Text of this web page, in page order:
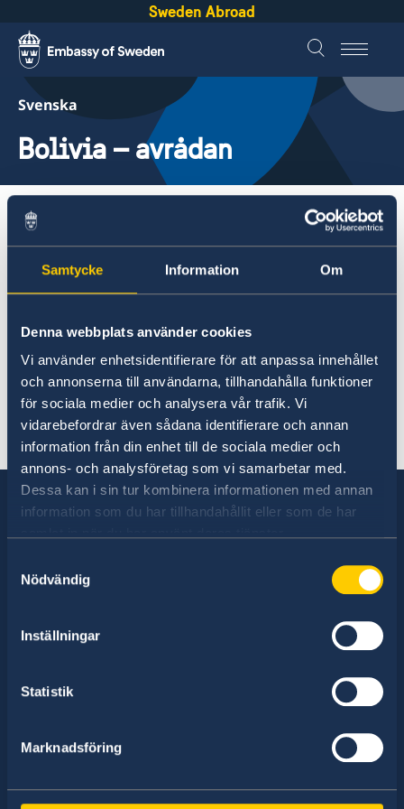
Samtycke Information Om
Denna webbplats använder cookies
Vi använder enhetsidentifierare för att anpassa innehållet
och annonserna till användarna, tillhandahålla funktioner
för sociala medier och analysera vår trafik. Vi
vidarebefordrar även sådana identifierare och annan
information från din enhet till de sociala medier och
annons- och analysföretag som vi samarbetar med.
Dessa kan i sin tur kombinera informationen med annan
information som du har tillhandahållit eller som de har
Nödvändig
Inställningar
Statistik
Marknadsföring
Sweden Abroad
Svenska
Bolivia – avrådan
Om utlandet
Svenska företag i utlandet
Anmäla handelshinder
Utrikesdepartementet avråder från alla
resor till provinsen Chapare.
Beslut om avrådan togs den 16 juli 2026 och
gäller tills vidare.
stort sett alla stater i världen. I ungefär hälften
av dessa stater har Sverige ambassader och
konsulat. Sveriges utrikesrepresentation består
av drygt 100 utlandsmyndigheter.
representationer:
ambassad